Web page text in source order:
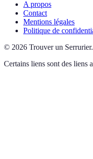
A propos
Contact
Mentions légales
Politique de
© 2026 Trouver un Serrurier.
Certains liens sont des liens